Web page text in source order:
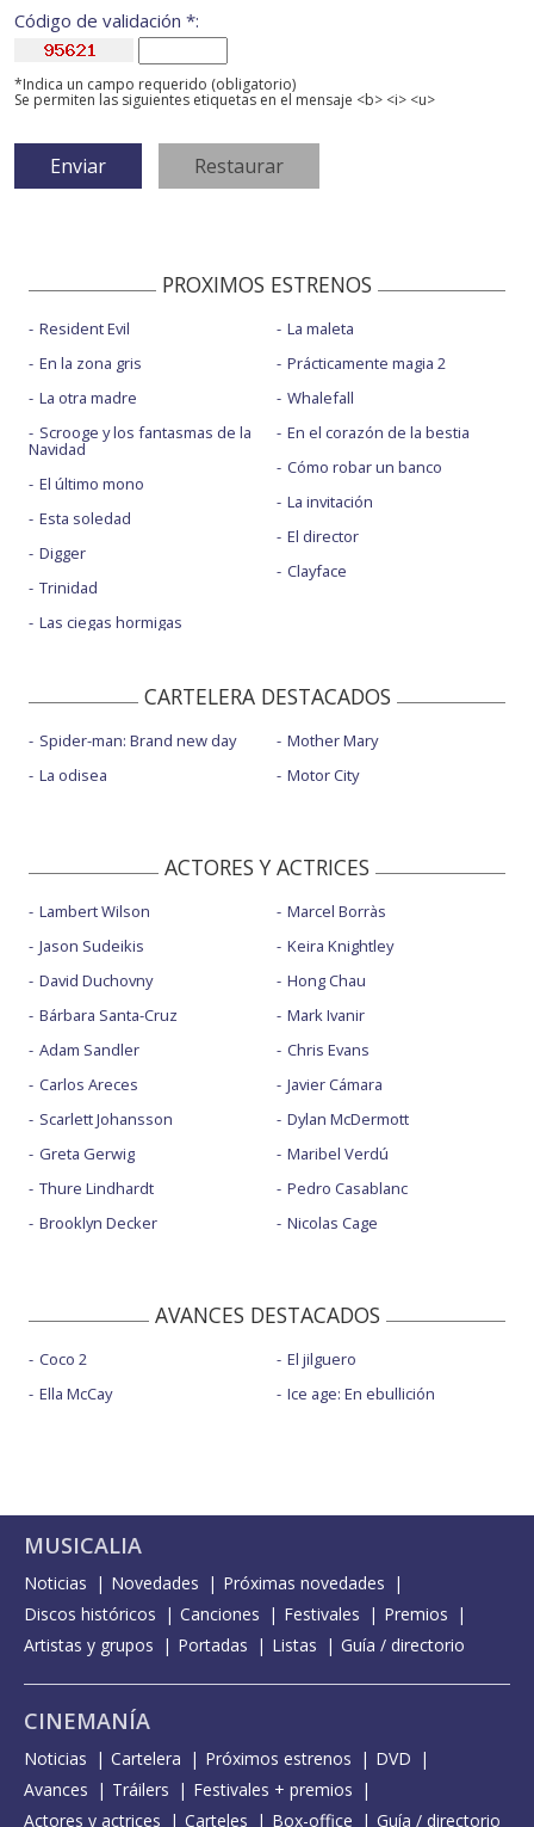
Código de validación *:
*Indica un campo requerido (obligatorio)
Se permiten las siguientes etiquetas en el mensaje <b> <i> <u>
PROXIMOS ESTRENOS
Resident Evil
En la zona gris
La otra madre
Scrooge y los fantasmas de la
Navidad
El último mono
Esta soledad
Digger
Trinidad
Las ciegas hormigas
La maleta
Prácticamente magia 2
Whalefall
En el corazón de la bestia
Cómo robar un banco
La invitación
El director
Clayface
CARTELERA DESTACADOS
Spider-man: Brand new day
La odisea
Mother Mary
Motor City
ACTORES Y ACTRICES
Lambert Wilson
Jason Sudeikis
David Duchovny
Bárbara Santa-Cruz
Adam Sandler
Carlos Areces
Scarlett Johansson
Greta Gerwig
Thure Lindhardt
Brooklyn Decker
Marcel Borràs
Keira Knightley
Hong Chau
Mark Ivanir
Chris Evans
Javier Cámara
Dylan McDermott
Maribel Verdú
Pedro Casablanc
Nicolas Cage
AVANCES DESTACADOS
Coco 2
Ella McCay
El jilguero
Ice age: En ebullición
MUSICALIA
Noticias Novedades
Próximas novedades
Discos históricos
Canciones Festivales
Premios
Artistas y grupos
Portadas Listas Guía / directorio
CINEMANÍA
Noticias Cartelera Próximos estrenos
DVD
Avances
Tráilers
Festivales + premios
Actores y actrices
Carteles Box-office Guía / directorio